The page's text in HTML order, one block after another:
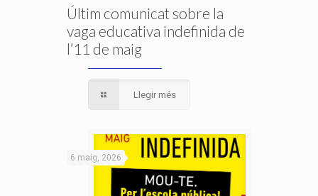
Últim comunicat sobre la
vaga educativa indefinida de
l’11 de maig
Llegir més
6 maig, 2026